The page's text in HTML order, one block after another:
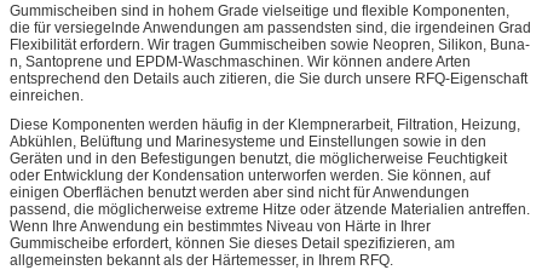
Gummischeiben sind in hohem Grade vielseitige und flexible Komponenten,
die für versiegelnde Anwendungen am passendsten sind, die irgendeinen Grad
Flexibilität erfordern. Wir tragen Gummischeiben sowie Neopren, Silikon, Buna-
n, Santoprene und EPDM-Waschmaschinen. Wir können andere Arten
entsprechend den Details auch zitieren, die Sie durch unsere RFQ-Eigenschaft
einreichen.
Diese Komponenten werden häufig in der Klempnerarbeit, Filtration, Heizung,
Abkühlen, Belüftung und Marinesysteme und Einstellungen sowie in den
Geräten und in den Befestigungen benutzt, die möglicherweise Feuchtigkeit
oder Entwicklung der Kondensation unterworfen werden. Sie können, auf
einigen Oberflächen benutzt werden aber sind nicht für Anwendungen
passend, die möglicherweise extreme Hitze oder ätzende Materialien antreffen.
Wenn Ihre Anwendung ein bestimmtes Niveau von Härte in Ihrer
Gummischeibe erfordert, können Sie dieses Detail spezifizieren, am
allgemeinsten bekannt als der Härtemesser, in Ihrem RFQ.